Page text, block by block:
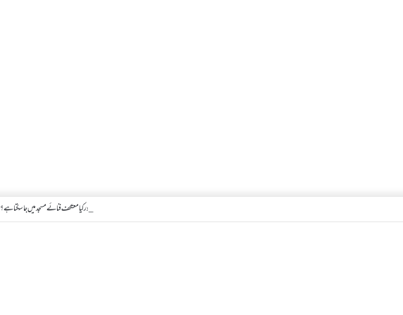
کیا بیہوش ہونے سے اعتکاف ٹوٹ جاتا ہے؟ اگر معتکف کو احتلام ہو جائے تو کیا اس کا اعتکاف ٹوٹ جائے گا؟فنائے مسجد کسے کہتے ہیں ، اور کیا معتکف فنائے مسجد میں جا سکتا ہے؟